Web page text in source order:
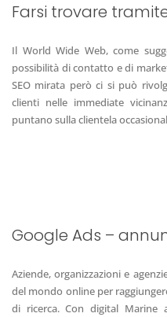
Farsi trovare
Il World Wide Web, come
possibilità di contatto e di
SEO mirata però ci si può
clienti nelle immediate
puntano sulla clientela
Google Ads –
Aziende, organizzazioni e
del mondo online per
di ricerca. Con digital Marine